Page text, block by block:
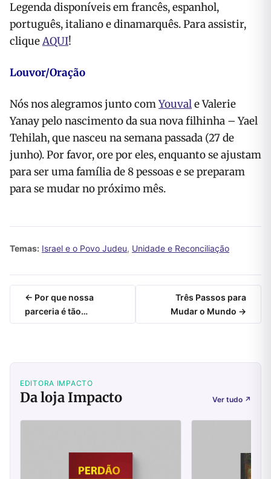
Legenda disponíveis em francês, espanhol,
português, italiano e dinamarquês. Para assistir,
cliqueAQUI!
Louvor/Oração
Nós nos alegramos junto comYouvale Valerie
Yanay pelo nascimento da sua nova filhinha – Yael
Tehilah, que nasceu na semana passada (27 de
junho). Por favor, ore por eles, enquanto se ajustam
para ser uma família de 8 pessoas e se preparam
para se mudar no próximo mês.
Temas: Israel e o Povo Judeu, Unidade e Reconciliação
← Por que nossa
parceria é tão…
Três Passos para
Mudar o Mundo →
EDITORA IMPACTO
Da loja Impacto Ver tudo ↗